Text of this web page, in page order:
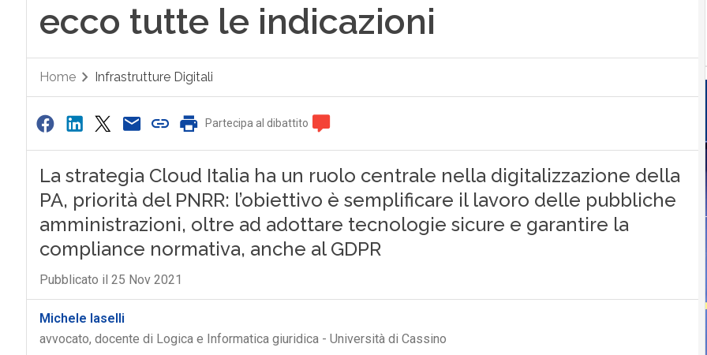
ecco tutte le indicazioni
Home Infrastrutture Digitali
Partecipa al dibattito
La strategia Cloud Italia ha un ruolo centrale nella digitalizzazione della
PA, priorità del PNRR: l’obiettivo è semplificare il lavoro delle pubbliche
amministrazioni, oltre ad adottare tecnologie sicure e garantire la
compliance normativa, anche al GDPR
Pubblicato il 25 Nov 2021
Michele Iaselli
avvocato, docente di Logica e Informatica giuridica - Università di Cassino